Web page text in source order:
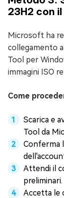
23H2 con
Microsoft ha
collegamento
Tool per
immagini ISO
Come
Scarica e
Tool da
Conferma
Attendi il
preliminari.
Accetta le